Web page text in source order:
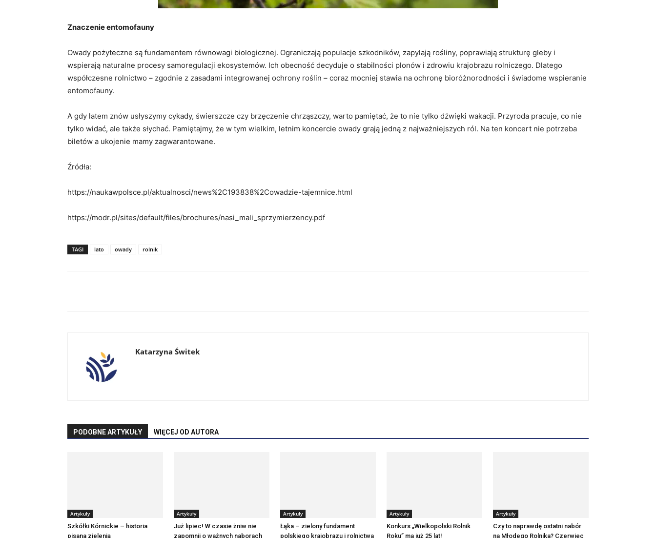
Znaczenie entomofauny
Owady pożyteczne są fundamentem równowagi biologicznej. Ograniczają populacje szkodników, zapylają rośliny, poprawiają strukturę gleby i
wspierają naturalne procesy samoregulacji ekosystemów. Ich obecność decyduje o stabilności plonów i zdrowiu krajobrazu rolniczego. Dlatego
współczesne rolnictwo – zgodnie z zasadami integrowanej ochrony roślin – coraz mocniej stawia na ochronę bioróżnorodności i świadome wspieranie
entomofauny.
A gdy latem znów usłyszymy cykady, świerszcze czy brzęczenie chrząszczy, warto pamiętać, że to nie tylko dźwięki wakacji. Przyroda pracuje, co nie
tylko widać, ale także słychać. Pamiętajmy, że w tym wielkim, letnim koncercie owady grają jedną z najważniejszych ról. Na ten koncert nie potrzeba
biletów a ukojenie mamy zagwarantowane.
Źródła:
https://naukawpolsce.pl/aktualnosci/news%2C193838%2Cowadzie-tajemnice.html
https://modr.pl/sites/default/files/brochures/nasi_mali_sprzymierzency.pdf
TAGI lato owady rolnik
Katarzyna Świtek
PODOBNE ARTYKUŁY WIĘCEJ OD AUTORA
Artykuły
Szkółki Kórnickie – historia
pisana zielenią
Artykuły
Już lipiec! W czasie żniw nie
zapomnij o ważnych naborach
Artykuły
Łąka – zielony fundament
polskiego krajobrazu i rolnictwa
Artykuły
Konkurs „Wielkopolski Rolnik
Roku” ma już 25 lat!
Artykuły
Czy to naprawdę ostatni nabór
na Młodego Rolnika? Czerwiec